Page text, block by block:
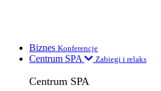
Biznes Konferencje
Centrum SPA Zabiegi i relaks
Centrum SPA